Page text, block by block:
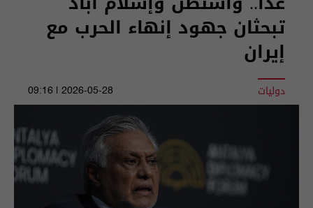
تبحثان جهود إنهاء الحرب مع
إيران
دوليات 2026-05-28 | 09:16